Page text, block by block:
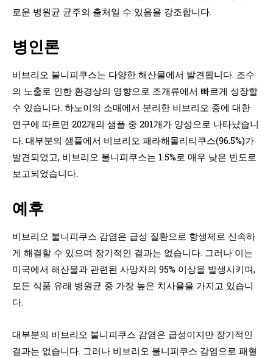
로운 병원균 균주의 출처일 수 있음을 강조합니다.
병인론
비브리오 불니피쿠스는 다양한 해산물에서 발견됩니다. 조수
의 노출로 인한 환경상의 영향으로 조개류에서 빠르게 성장할
수 있습니다. 하노이의 소매에서 분리한 비브리오 종에 대한
연구에 따르면 202개의 샘플 중 201개가 양성으로 나타났습니
다. 대부분의 샘플에서 비브리오 패라해몰리티쿠스(96.5%)가
발견되었고, 비브리오 불니피쿠스는 1.5%로 매우 낮은 빈도로
보고되었습니다.
예후
비브리오 불니피쿠스 감염은 급성 질환으로 항생제로 신속하
게 해결할 수 있으며 장기적인 결과는 없습니다. 그러나 이는
미국에서 해산물과 관련된 사망자의 95% 이상을 발생시키며,
모든 식품 유래 병원균 중 가장 높은 치사율을 가지고 있습니
다.
대부분의 비브리오 불니피쿠스 감염은 급성이지만 장기적인
결과는 없습니다. 그러나 비브리오 불니피쿠스 감염으로 패혈